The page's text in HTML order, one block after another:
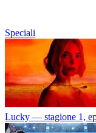
Speciali
Lucky — stagione 1,